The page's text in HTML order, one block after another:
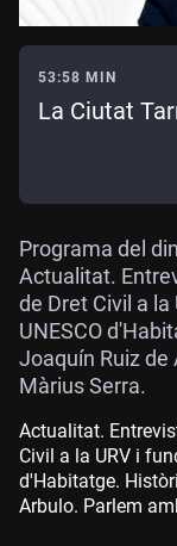
53:58 MIN
La Ciutat
Programa del
Actualitat.
de Dret Civil a
UNESCO
Joaquín Ruiz
Màrius Serra.
Actualitat.
Civil a la URV i
d'Habitatge.
Arbulo. Parlem